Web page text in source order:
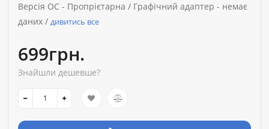
Версія ОС - Пропрієтарна / Графічний адаптер - немає
даних / дивитись все
699грн.
Знайшли дешевше?